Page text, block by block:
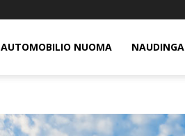
AUTOMOBILIO NUOMA NAUDINGA